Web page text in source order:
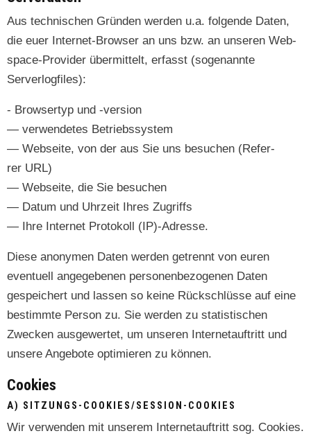
Aus tech­nis­chen Grün­den wer­den u.a. fol­gende Dat­en,
die euer Inter­net-Brows­er an uns bzw. an unseren Web­
space-Provider über­mit­telt, erfasst (soge­nan­nte
Serverlogfiles):
- Browser­typ und ‑ver­sion
— ver­wen­detes Betriebssystem
— Web­seite, von der aus Sie uns besuchen (Refer­
rer URL)
— Web­seite, die Sie besuchen
— Datum und Uhrzeit Ihres Zugriffs
— Ihre Inter­net Pro­tokoll (IP)-Adresse.
Diese anony­men Dat­en wer­den getren­nt von euren
eventuell angegebe­nen per­so­n­en­be­zo­ge­nen Dat­en
gespe­ichert und lassen so keine Rückschlüsse auf eine
bes­timmte Per­son zu. Sie wer­den zu sta­tis­tis­chen
Zweck­en aus­gew­ertet, um unseren Inter­ne­tauftritt und
unsere Ange­bote opti­mieren zu können.
Cookies
A) SITZUNGS-COOKIES/SESSION-COOKIES
Wir ver­wen­den mit unserem Inter­ne­tauftritt sog. Cook­ies.